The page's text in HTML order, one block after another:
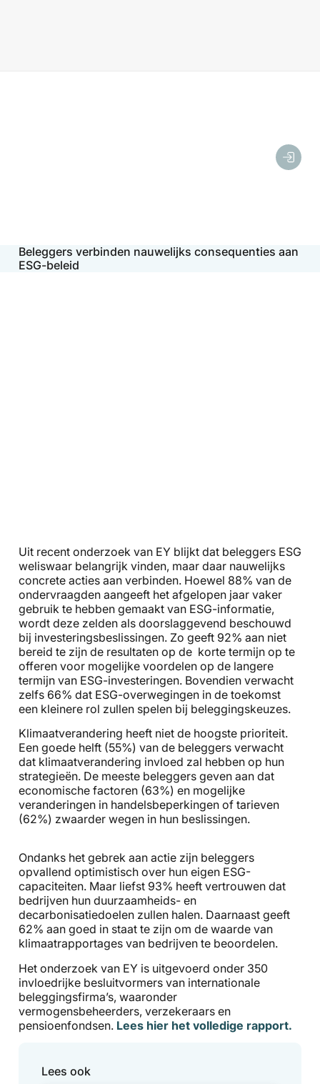
Beleggers verbinden nauwelijks consequenties aan
ESG-beleid
Uit recent onderzoek van EY blijkt dat beleggers ESG
weliswaar belangrijk vinden, maar daar nauwelijks
concrete acties aan verbinden. Hoewel 88% van de
ondervraagden aangeeft het afgelopen jaar vaker
gebruik te hebben gemaakt van ESG-informatie,
wordt deze zelden als doorslaggevend beschouwd
bij investeringsbeslissingen. Zo geeft 92% aan niet
bereid te zijn de resultaten op de korte termijn op te
offeren voor mogelijke voordelen op de langere
termijn van ESG-investeringen. Bovendien verwacht
zelfs 66% dat ESG-overwegingen in de toekomst
een kleinere rol zullen spelen bij beleggingskeuzes.
Klimaatverandering heeft niet de hoogste prioriteit.
Een goede helft (55%) van de beleggers verwacht
dat klimaatverandering invloed zal hebben op hun
strategieën. De meeste beleggers geven aan dat
economische factoren (63%) en mogelijke
veranderingen in handelsbeperkingen of tarieven
(62%) zwaarder wegen in hun beslissingen.
Ondanks het gebrek aan actie zijn beleggers
opvallend optimistisch over hun eigen ESG-
capaciteiten. Maar liefst 93% heeft vertrouwen dat
bedrijven hun duurzaamheids- en
decarbonisatiedoelen zullen halen. Daarnaast geeft
62% aan goed in staat te zijn om de waarde van
klimaatrapportages van bedrijven te beoordelen.
Het onderzoek van EY is uitgevoerd onder 350
invloedrijke besluitvormers van internationale
beleggingsfirma’s, waaronder
vermogensbeheerders, verzekeraars en
pensioenfondsen. Lees hier het volledige rapport.
Lees ook